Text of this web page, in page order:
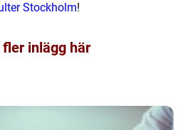
Stockholm!
fler inlägg här